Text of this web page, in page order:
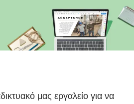
μας εργαλείο για να